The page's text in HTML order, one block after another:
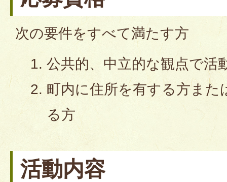
次の要件をすべて満たす方
公共的、中立的な観点で活
町内に住所を有する方また
る方
活動内容